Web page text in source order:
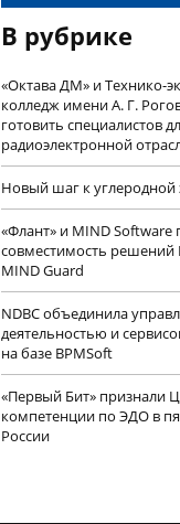
В рубрике
«Октава ДМ» и Технико-
колледж имени А. Г.
готовить специалистов
радиоэлектронной
Новый шаг к углеродной
«Флант» и MIND Software
совместимость решений
MIND Guard
NDBC объединила
деятельностью и
на базе BPMSoft
«Первый Бит» признали
компетенции по ЭДО в
России